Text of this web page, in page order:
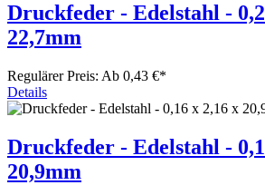
Druckfeder - Edelstahl -
22,7mm
Regulärer Preis: Ab 0,43 €*
Details
Druckfeder - Edelstahl -
20,9mm